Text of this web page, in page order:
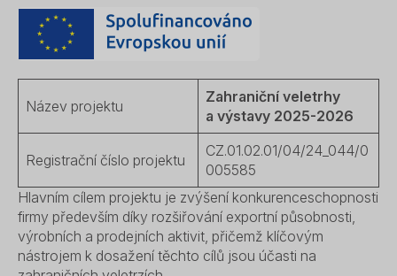
Název projektu
Zahraniční veletrhy
a výstavy 2025-2026
Registrační číslo projektu
CZ.01.02.01/04/24_044/0
005585
Hlavním cílem projektu je zvýšení konkurenceschopnosti
firmy především díky rozšiřování exportní působnosti,
výrobních a prodejních aktivit, přičemž klíčovým
nástrojem k dosažení těchto cílů jsou účasti na